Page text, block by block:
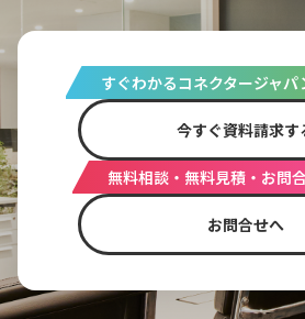
すぐわかるコネクタージャパ
今すぐ資料請求す
無料相談・無料見積・お問
お問合せへ